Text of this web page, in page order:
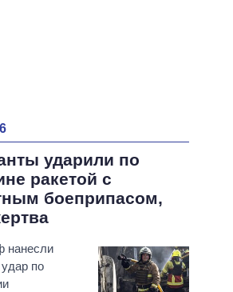
ударили по
ракетой с
боеприпасом,
нанесли
по